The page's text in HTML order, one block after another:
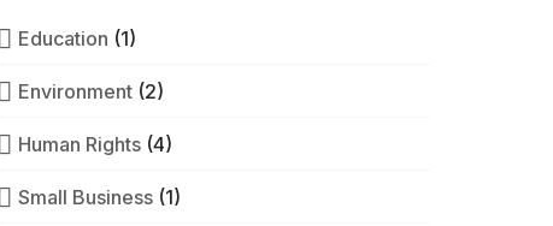
Education (1)
Environment (2)
Human Rights (4)
Small Business (1)